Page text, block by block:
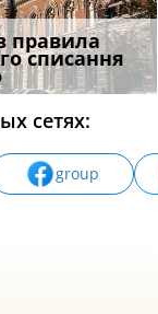
правила
списання
отримати
за
дії
сетях:
group